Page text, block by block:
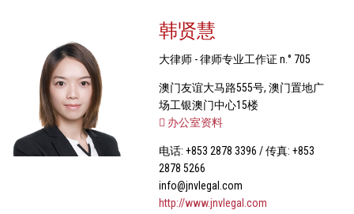
韩贤慧
大律师 - 律师专业工作证 n.° 705
澳门友谊大马路555号, 澳门置地广
场工银澳门中心15楼
办公室资料
电话: +853 2878 3396 / 传真: +853
2878 5266
info@jnvlegal.com
http://www.jnvlegal.com